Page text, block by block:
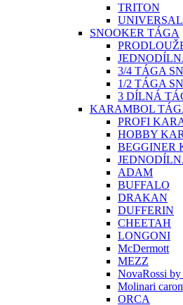
TRITON
UNIVERSAL
SNOOKER TÁGA
3/4 TÁGA
1/2 TÁGA
3 DÍLNÁ
KARAMBOL
PROFI
HOBBY
BEGGINER
ADAM
BUFFALO
DRAKAN
DUFFERIN
CHEETAH
LONGONI
McDermott
MEZZ
NovaRossi
Molinari
ORCA